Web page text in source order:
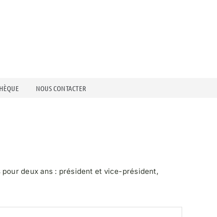
NOUS CONTACTER
deux ans : président et vice-président,